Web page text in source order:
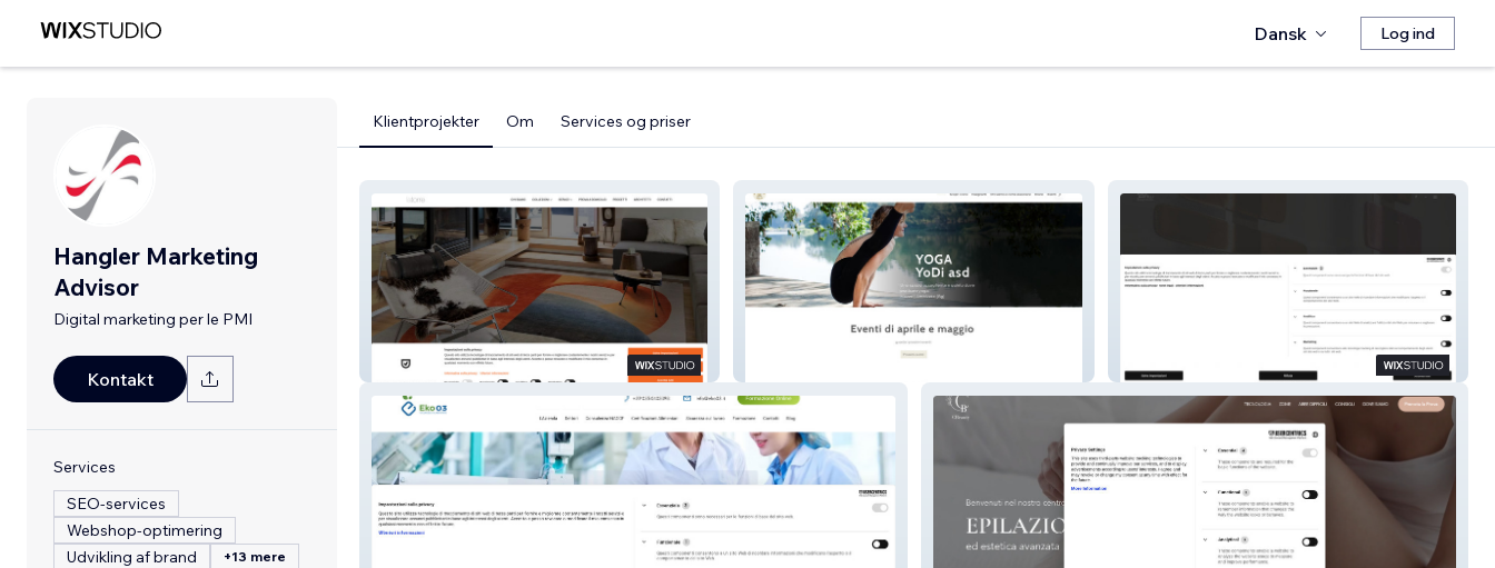
Dansk Log ind
Hangler Marketing
Advisor
Digital marketing per le PMI
Kontakt
Services
SEO-services
Webshop-optimering
Udvikling af brand
+13 mere
Klientprojekter Om Services og priser
La Torre Tappeti Adele Martelli